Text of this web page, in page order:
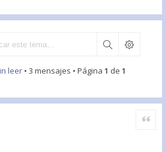
leer• 3 mensajes • Página 1 de 1
Citar